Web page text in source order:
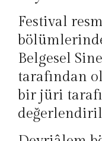
Festival
Belgesel
tarafından
bir jüri